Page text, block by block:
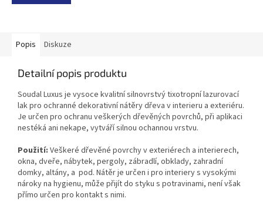
Popis Diskuze
Detailní popis produktu
Soudal Luxus je vysoce kvalitní silnovrstvý tixotropní lazurovací
lak pro ochranné dekorativní nátěry dřeva v interieru a exteriéru.
Je určen pro ochranu veškerých dřevěných povrchů, při aplikaci
nestéká ani nekape, vytváří silnou ochannou vrstvu.
Použití: Veškeré dřevěné povrchy v exteriérech a interierech,
okna, dveře, nábytek, pergoly, zábradlí, obklady, zahradní
domky, altány, a pod. Nátěr je určen i pro interiery s vysokými
nároky na hygienu, může přijít do styku s potravinami, není však
přímo určen pro kontakt s nimi.